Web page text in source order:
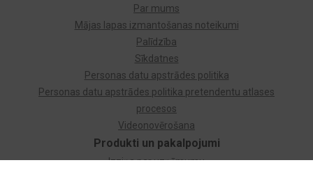
Produkti un pakalpojumi
Izziņa par uzņēmumu
Par mums
Mājas lapas izmantošanas noteikumi
Palīdzība
Sīkdatnes
Personas datu apstrādes politika
Personas datu apstrādes politika pretendentu atlases
procesos
Videonovērošana